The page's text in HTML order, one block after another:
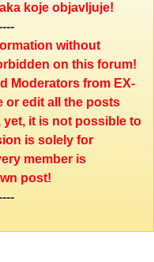
koje objavljuje!
without
on this forum!
Moderators from EX-
or edit all the posts
it is not possible to
is solely for
member is
post!